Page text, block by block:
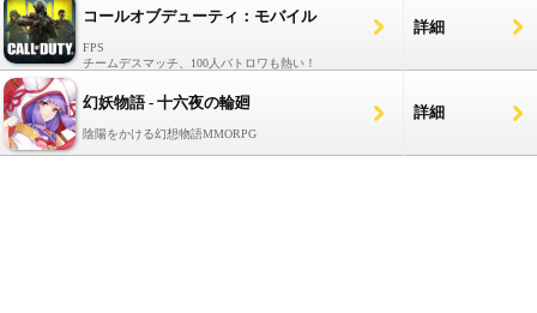
コールオブデューティ：モバイル
FPS
チームデスマッチ、100人バトロワも熱い！
詳細
幻妖物語 - 十六夜の輪廻
陰陽をかける幻想物語MMORPG
詳細